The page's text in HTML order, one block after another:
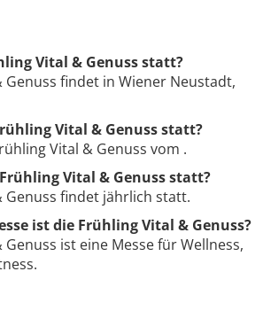
Vital & Genuss statt?
Genuss findet in Wiener Neustadt,
Vital & Genuss statt?
Vital & Genuss vom .
Vital & Genuss statt?
Genuss findet jährlich statt.
ist die Frühling Vital & Genuss?
ist eine Messe für Wellness,